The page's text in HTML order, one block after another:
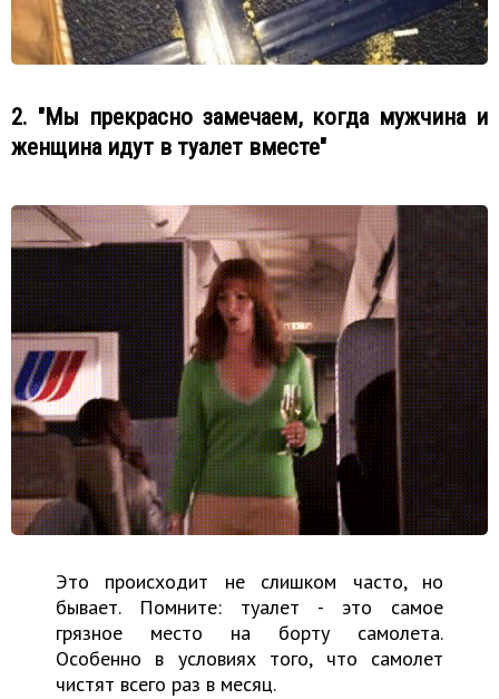
2. "Мы прекрасно замечаем, когда мужчина и
женщина идут в туалет вместе"
Это происходит не слишком часто, но
бывает. Помните: туалет - это самое
грязное место на борту самолета.
Особенно в условиях того, что самолет
чистят всего раз в месяц.